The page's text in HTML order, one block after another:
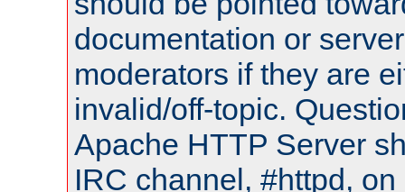
documentation or
moderators if they are
invalid/off-topic.
Apache HTTP Server
IRC channel, #httpd,